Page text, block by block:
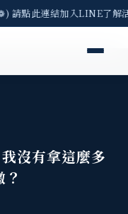
點此連結加入LINE了
沒有拿這麼多